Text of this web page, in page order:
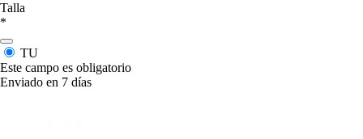
Talla
*
TU
Este campo es obligatorio
Enviado en 7 días